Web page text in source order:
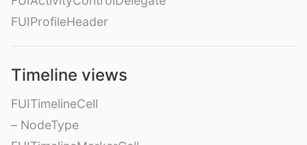
FUIProfileHeader
Timeline views
FUITimelineCell
– NodeType